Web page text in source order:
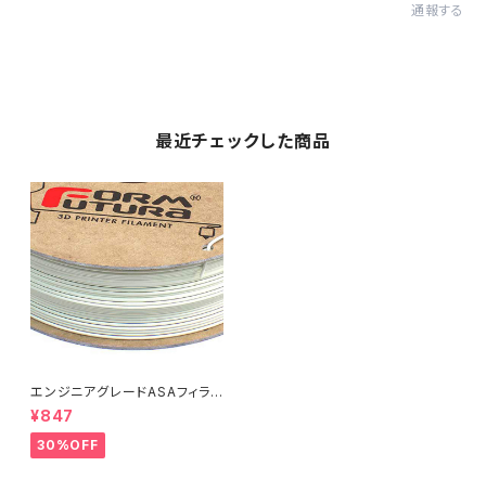
通報する
最近チェックした商品
エンジニアグレードASAフィラメ
ント『ApolloX』：お試しサンプル
10M
¥847
30%OFF